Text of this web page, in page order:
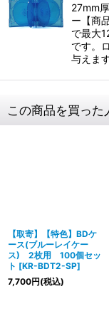
27mm
ー【商
で最大
です。
与えま
この商品を買っ
【取寄】【特色】BDケ
ース(ブルーレイケー
ス) 2枚用 100個セッ
ト [KR-BDT2-SP]
7,700円(税込)